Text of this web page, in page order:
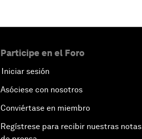
Participe en el Foro
Iniciar sesión
Asóciese con nosotros
Conviértase en miembro
Regístrese para recibir nuestras notas